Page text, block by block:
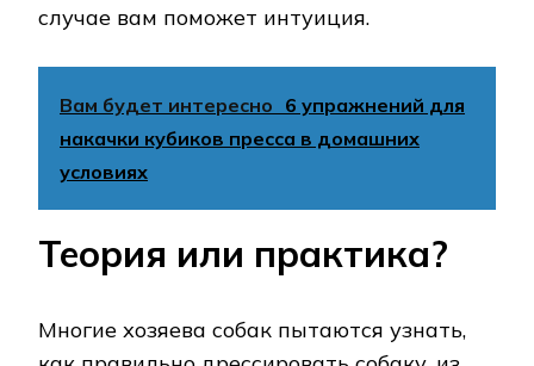
случае вам поможет интуиция.
Вам будет интересно 6 упражнений для
накачки кубиков пресса в домашних
условиях
Теория или практика?
Многие хозяева собак пытаются узнать,